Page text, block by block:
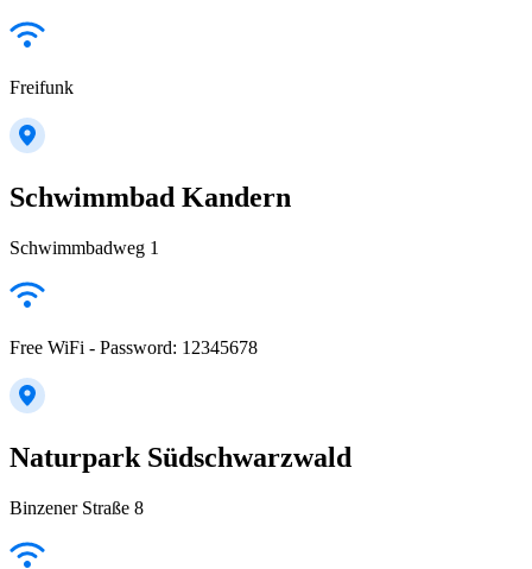
Freifunk
Schwimmbad Kandern
Schwimmbadweg 1
Free WiFi - Password: 12345678
Naturpark Südschwarzwald
Binzener Straße 8